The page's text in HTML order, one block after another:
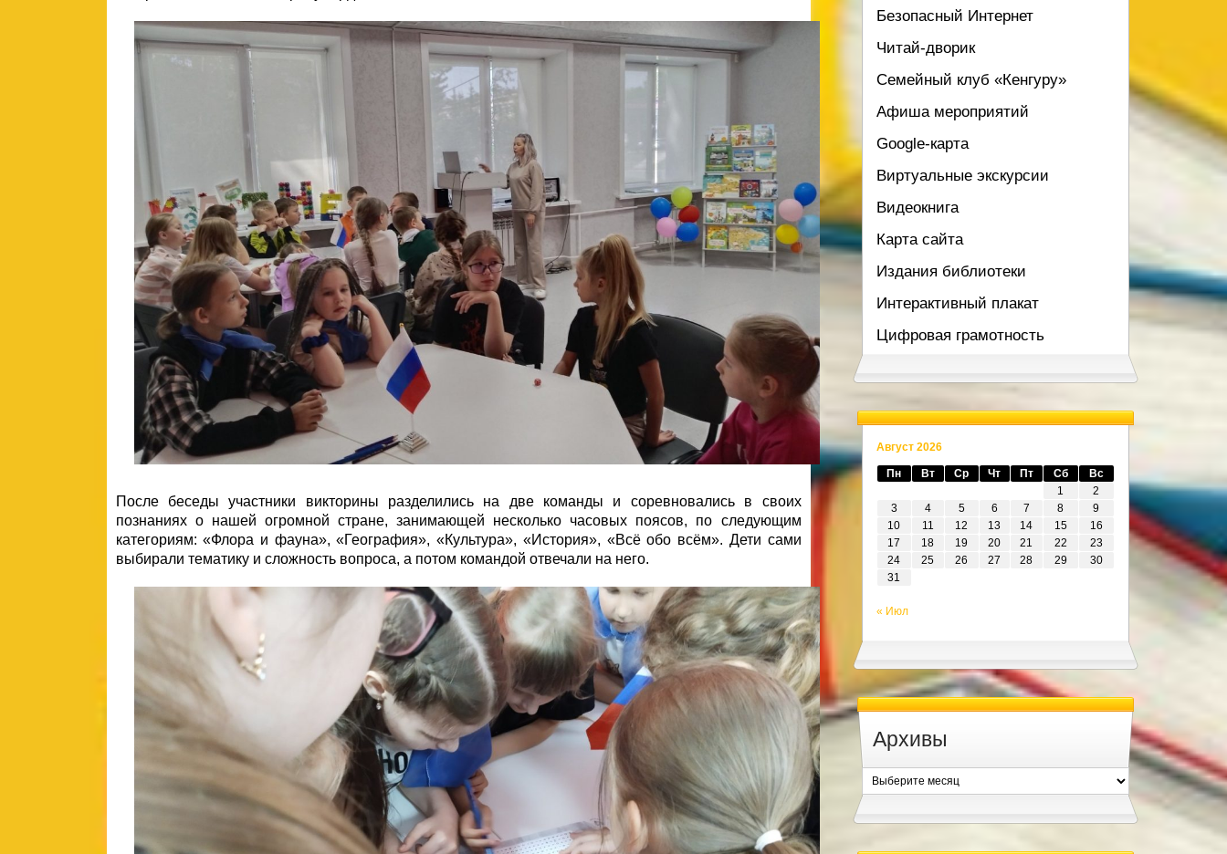
После беседы участники викторины разделились на две команды и соревновались в своих
познаниях о нашей огромной стране, занимающей несколько часовых поясов, по следующим
категориям: «Флора и фауна», «География», «Культура», «История», «Всё обо всём». Дети сами
выбирали тематику и сложность вопроса, а потом командой отвечали на него.
Безопасный Интернет
Читай-дворик
Семейный клуб «Кенгуру»
Афиша мероприятий
Google-карта
Виртуальные экскурсии
Видеокнига
Карта сайта
Издания библиотеки
Интерактивный плакат
Цифровая грамотность
Август 2026
Пн Вт Ср Чт Пт Сб
Вс
1
2
3
4 5 6 7 8
9
10
11 12 13 14 15
16
17
18 19 20 21 22
23
24
25 26 27 28 29
30
31
« Июл
Архивы
Архивы